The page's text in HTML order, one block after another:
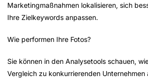
Marketingmaßnahmen lokalisieren, sich
Ihre Zielkeywords anpassen.
Wie performen Ihre Fotos?
Sie können in den Analysetools schauen,
Vergleich zu konkurrierenden Unternehmen